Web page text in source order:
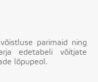
parimaid ning
edetabeli võitjate
lõpupeol.